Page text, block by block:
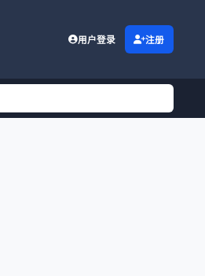
用户登录 注册